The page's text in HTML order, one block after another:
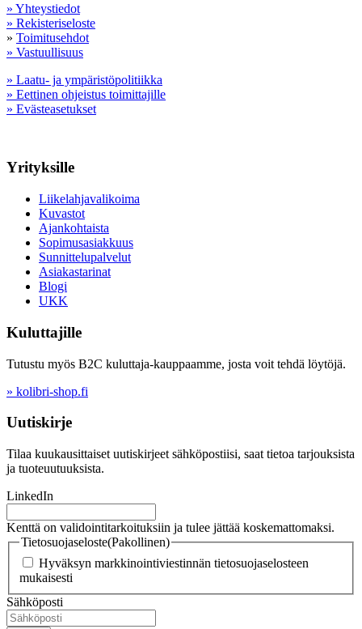
» Yhteystiedot
» Rekisteriseloste
» Toimitusehdot
» Vastuullisuus
» Laatu- ja ympäristöpolitiikka
» Eettinen ohjeistus toimittajille
» Evästeasetukset
Yrityksille
Liikelahjavalikoima
Kuvastot
Ajankohtaista
Sopimusasiakkuus
Sunnittelupalvelut
Asiakastarinat
Blogi
UKK
Kuluttajille
Tutustu myös B2C kuluttaja-kauppaamme, josta voit tehdä löytöjä.
» kolibri-shop.fi
Uutiskirje
Tilaa kuukausittaiset uutiskirjeet sähköpostiisi, saat tietoa tarjouksista
ja tuoteuutuuksista.
LinkedIn
Kenttä on validointitarkoituksiin ja tulee jättää koskemattomaksi.
Tietosuojaseloste(Pakollinen)
Hyväksyn markkinointiviestinnän tietosuojaselosteen
mukaisesti
Sähköposti